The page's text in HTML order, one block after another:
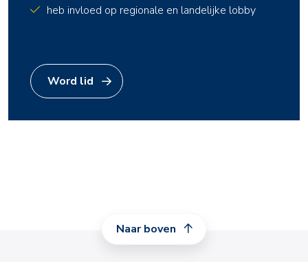
heb invloed op regionale en landelijke lobby
Word lid
Naar boven